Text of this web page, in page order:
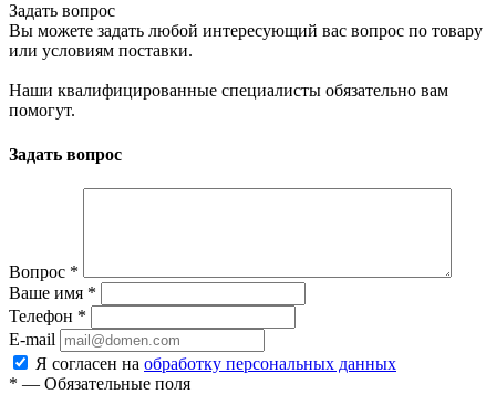
Задать вопрос
Вы можете задать любой интересующий вас вопрос по товару
или условиям поставки.
Наши квалифицированные специалисты обязательно вам
помогут.
Задать вопрос
Вопрос *
Ваше имя *
Телефон *
E-mail
Я согласен на обработку персональных данных
* — Обязательные поля